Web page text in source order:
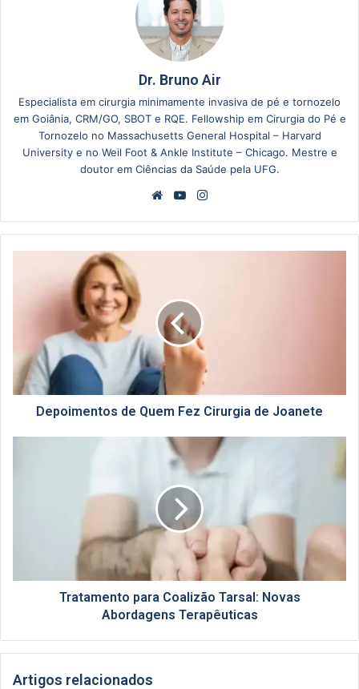
Dr. Bruno Air
Especialista em cirurgia minimamente invasiva de pé e tornozelo
em Goiânia, CRM/GO, SBOT e RQE. Fellowship em Cirurgia do Pé e
Tornozelo no Massachusetts General Hospital – Harvard
University e no Weil Foot & Ankle Institute – Chicago. Mestre e
doutor em Ciências da Saúde pela UFG.
WebsiteYouTube
Joanete
Depoimentos de Quem Fez Cirurgia de Joanete
Tratamento para Coalizão Tarsal: Novas
Abordagens Terapêuticas
Artigos relacionados